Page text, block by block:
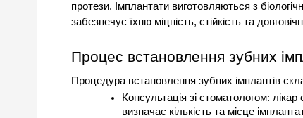
протези. Імплантати виготовляються з
забезпечує їхню міцність, стійкість та
Процес встановлення зубних
Процедура встановлення зубних імплантів
Консультація зі стоматологом:
визначає кількість та місце